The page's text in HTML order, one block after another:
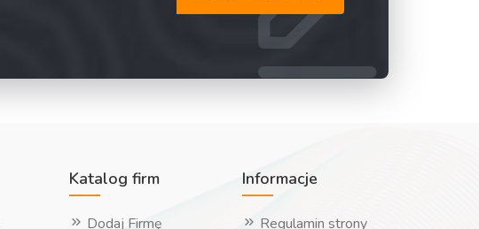
Katalog firm
Dodaj Firmę
Informacje
Regulamin strony